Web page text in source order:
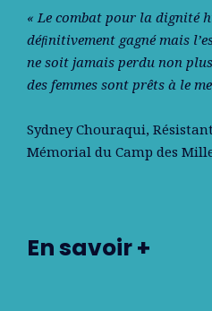
« Le combat pour la dignité
déﬁnitivement gagné mais
ne soit jamais perdu non
des femmes sont prêts à le
Sydney Chouraqui,
Mémorial du Camp des
En savoir +